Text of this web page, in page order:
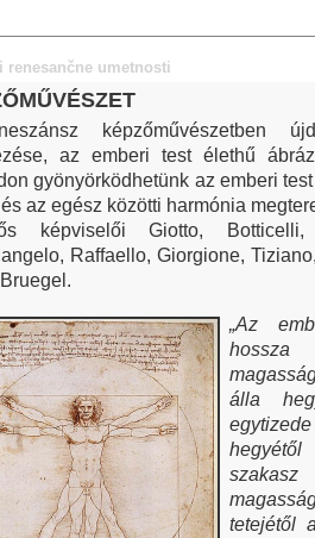
umetnosti
képzőművészetben
az emberi test élethű
gyönyörködhetünk az emberi
az egész közötti harmónia
képviselői Giotto,
Raffaello, Giorgione,
„Az
álla
tetejétől